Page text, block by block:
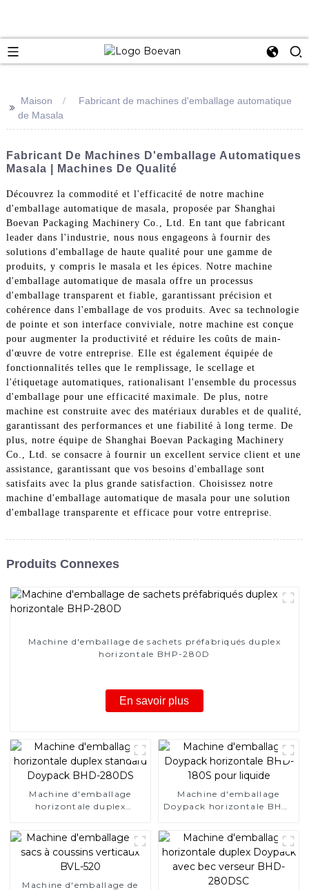
>> Maison
Fabricant de machines d'emballage automatique
de Masala
Fabricant De Machines D'emballage Automatiques
Masala | Machines De Qualité
Découvrez la commodité et l'efficacité de notre machine
d'emballage automatique de masala, proposée par Shanghai
Boevan Packaging Machinery Co., Ltd. En tant que fabricant
leader dans l'industrie, nous nous engageons à fournir des
solutions d'emballage de haute qualité pour une gamme de
produits, y compris le masala et les épices. Notre machine
d'emballage automatique de masala offre un processus
d'emballage transparent et fiable, garantissant précision et
cohérence dans l'emballage de vos produits. Avec sa technologie
de pointe et son interface conviviale, notre machine est conçue
pour augmenter la productivité et réduire les coûts de main-
d'œuvre de votre entreprise. Elle est également équipée de
fonctionnalités telles que le remplissage, le scellage et
l'étiquetage automatiques, rationalisant l'ensemble du processus
d'emballage pour une efficacité maximale. De plus, notre
machine est construite avec des matériaux durables et de qualité,
garantissant des performances et une fiabilité à long terme. De
plus, notre équipe de Shanghai Boevan Packaging Machinery
Co., Ltd. se consacre à fournir un excellent service client et une
assistance, garantissant que vos besoins d'emballage sont
satisfaits avec la plus grande satisfaction. Choisissez notre
machine d'emballage automatique de masala pour une solution
d'emballage transparente et efficace pour votre entreprise.
Produits Connexes
Machine d'emballage de sachets préfabriqués duplex
horizontale BHP-280D
En savoir plus
Machine d'emballage
horizontale duplex
Machine d'emballage
Doypack horizontale BHD-
Machine d'emballage de